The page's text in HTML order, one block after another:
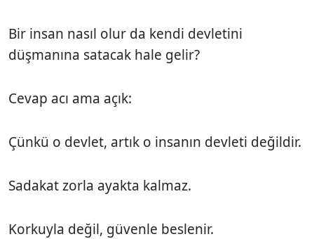
Bir insan nasıl olur da kendi devletini
düşmanına satacak hale gelir?
Cevap acı ama açık:
Çünkü o devlet, artık o insanın devleti değildir.
Sadakat zorla ayakta kalmaz.
Korkuyla değil, güvenle beslenir.